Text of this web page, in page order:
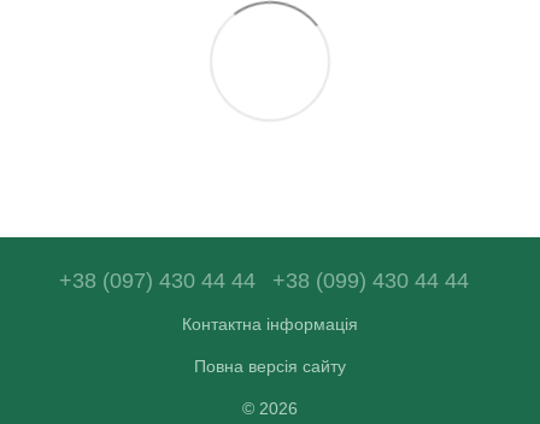
+38 (097) 430 44 44 +38 (099) 430 44 44
Контактна інформація
Повна версія сайту
© 2026